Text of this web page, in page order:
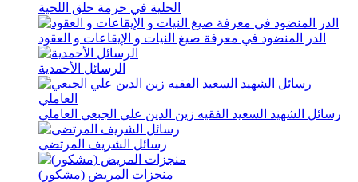
الحلیة في حرمة حلق اللحیة
الدر المنضود في معرفة صیغ النیات و الإیقاعات و العقود
الرسائل الأحمدیة
رسائل الشهید السعید الفقیه زین الدین علي الجبعي العاملي
رسائل الشریف المرتضی
منجزات المریض (مشکور)